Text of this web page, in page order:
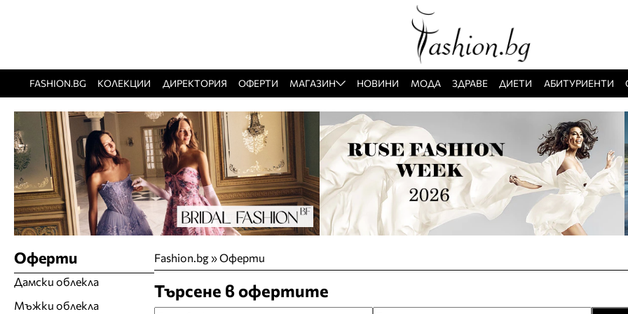
FASHION.BG КОЛЕКЦИИ ДИРЕКТОРИЯ ОФЕРТИ МАГАЗИН НОВИНИ МОДА ЗДРАВЕ ДИЕТИ АБИТУРИЕНТИ
Fashion.bg»Оферти
Търсене в офертите
Оферти
Дамски облекла
Мъжки облекла